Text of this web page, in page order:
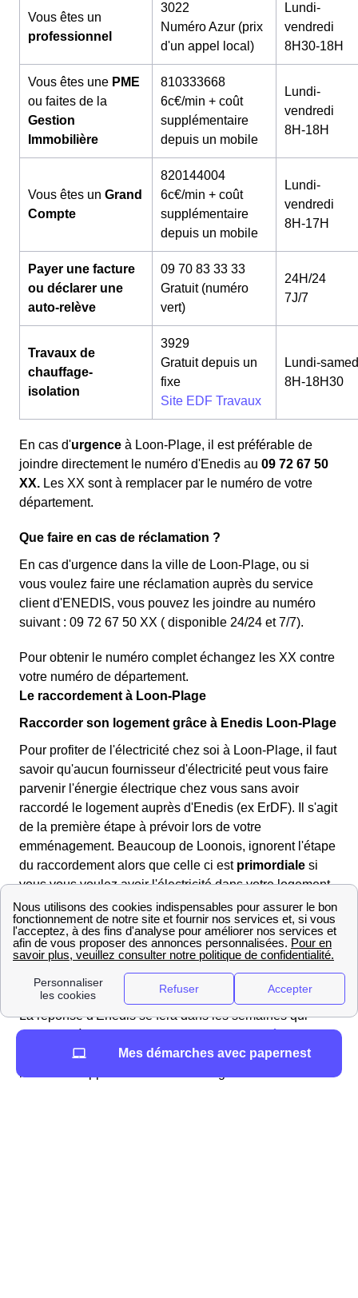
Vous êtes un
professionnel
3022
Numéro Azur (prix
d'un appel local)
Lundi-
vendredi
8H30-18H
Vous êtes une PME
ou faites de la
Gestion
Immobilière
810333668
6c€/min + coût
supplémentaire
depuis un mobile
Lundi-
vendredi
8H-18H
Vous êtes un Grand
Compte
820144004
6c€/min + coût
supplémentaire
depuis un mobile
Lundi-
vendredi
8H-17H
Payer une facture
ou déclarer une
auto-relève
09 70 83 33 33
Gratuit (numéro
vert)
24H/24
7J/7
Travaux de
chauffage-
isolation
3929
Gratuit depuis un
fixe
Site EDF Travaux
Lundi-
8H-18H30
En cas d'urgence à Loon-Plage, il est préférable de
joindre directement le numéro d'Enedis au 09 72 67 50
XX. Les XX sont à remplacer par le numéro de votre
département.
Que faire en cas de réclamation ?
En cas d'urgence dans la ville de Loon-Plage, ou si
vous voulez faire une réclamation auprès du service
client d'ENEDIS, vous pouvez les joindre au numéro
suivant : 09 72 67 50 XX ( disponible 24/24 et 7/7).
Pour obtenir le numéro complet échangez les XX contre
votre numéro de département.
Le raccordement à Loon-Plage
Raccorder son logement grâce à Enedis Loon-Plage
Pour profiter de l'électricité chez soi à Loon-Plage, il faut
savoir qu'aucun fournisseur d'électricité peut vous faire
parvenir l'énergie électrique chez vous sans avoir
raccordé le logement auprès d'Enedis (ex ErDF). Il s'agit
de la première étape à prévoir lors de votre
emménagement. Beaucoup de Loonois, ignorent l'étape
du raccordement alors que celle ci est primordiale si
vous vous voulez avoir l'électricité dans votre logement
à Loon-Plage.
Commencez par faire la demande en ligne sur le site
d'Enedis https://www.enedis.fr/ en envoyant les
documents demandés donnant plus de renseignements
sur le plan du logement ainsi que son environnement.
La réponse d'Enedis se fera dans les semaines qui
suivent (1 à 2 mois) et comportera une
des coûtsdes travaux liés au raccordement de votre
maison ou appartement à Loon-Plage.
Mes démarches avec papernest